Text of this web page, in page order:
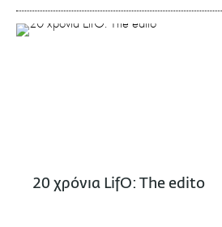
20 χρόνια LifO: The edito